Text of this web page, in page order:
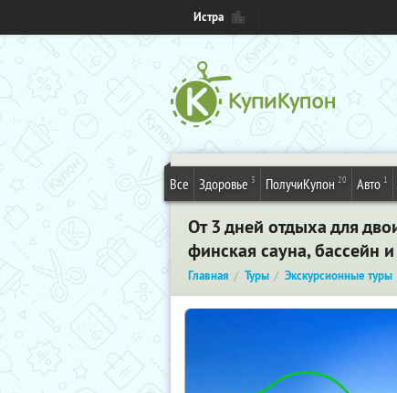
Истра
Все Здоровье 3 ПолучиКупон 20 Авто 1
От 3 дней отдыха для
финская сауна, бассейн
Главная Туры Экскурсионные туры